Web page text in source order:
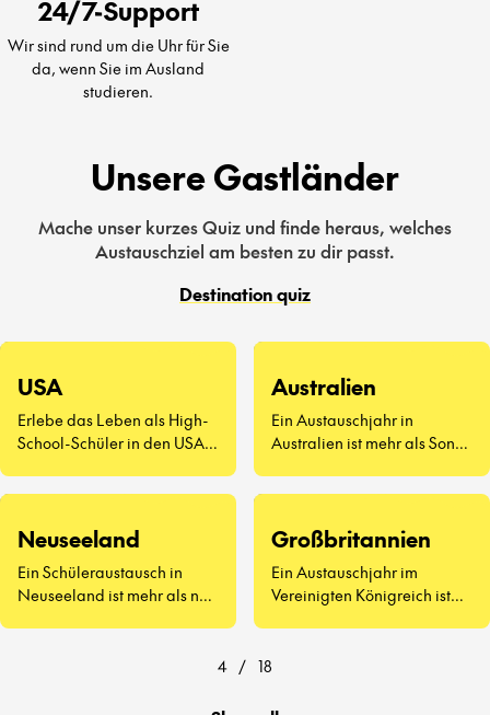
24/7-Support
Wir sind rund um die Uhr für Sie
da, wenn Sie im Ausland
studieren.
Unsere Gastländer
Mache unser kurzes Quiz und finde heraus, welches
Austauschziel am besten zu dir passt.
Destination quiz
USA
Erlebe das Leben als High-
School-Schüler in den USA –
Australien
Ein Austauschjahr in
Australien ist mehr als Sonne
zu probieren (ja, wirklich)
Schulalltag auf der anderen
Seite der Welt anfühlt.
Neuseeland
Ein Schüleraustausch in
Neuseeland ist mehr als nur
Großbritannien
Ein Austauschjahr im
Vereinigten Königreich ist
4 / 18